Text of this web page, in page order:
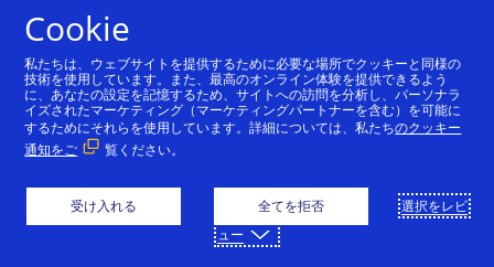
賑わいを見せるスキーシ
ーズン
Visaデータから見える、
旅行者の動向とタッチ決
済が牽引する消費ブーム
Cookie
私たちは、ウェブサイトを提供するために必要な場所でクッキーと同様の
技術を使用しています。また、最高のオンライン体験を提供できるよう
に、あなたの設定を記憶するため、サイトへの訪問を分析し、パーソナラ
イズされたマーケティング（マーケティングパートナーを含む）を可能に
するためにそれらを使用しています。詳細については、私たちのクッキー
通知をご
覧ください。
受け入れる 全てを拒否
選択をレビ
ュー